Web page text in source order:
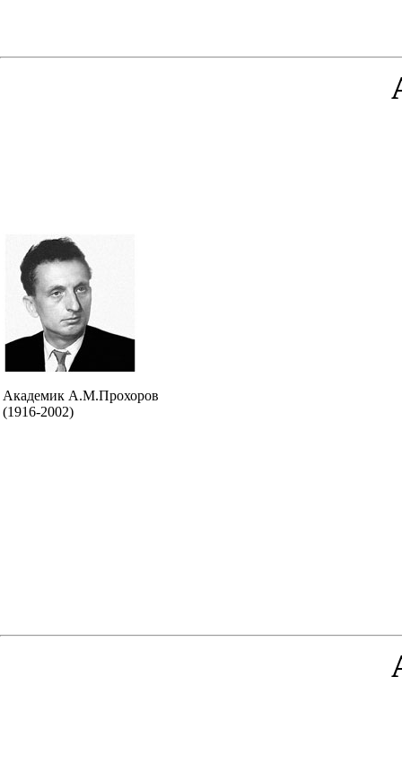
Академик А.М.Прохоров
(1916-2002)